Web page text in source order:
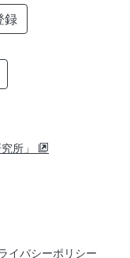
録
所」
イバシーポリシー